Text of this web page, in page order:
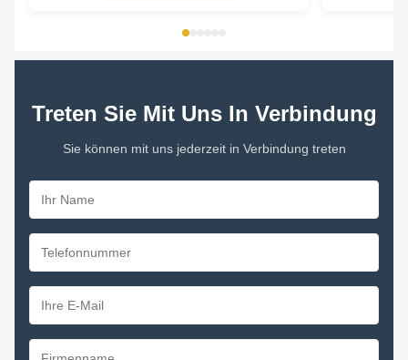
Treten Sie Mit Uns In Verbindung
Sie können mit uns jederzeit in Verbindung treten